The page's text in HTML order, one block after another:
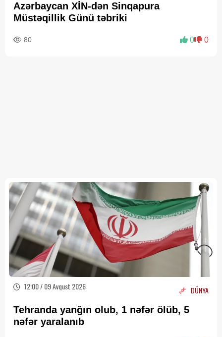
Azərbaycan XİN-dən Sinqapura
Müstəqillik Günü təbriki
80 0 0
12:00 / 09 Avqust 2026 DÜNYA
Tehranda yanğın olub, 1 nəfər ölüb, 5
nəfər yaralanıb